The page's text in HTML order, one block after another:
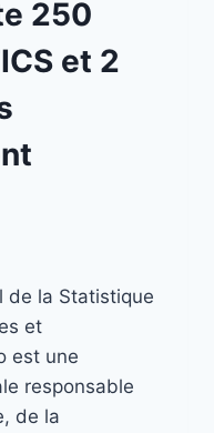
250
et 2
de la Statistique
et
est une
responsable
de la